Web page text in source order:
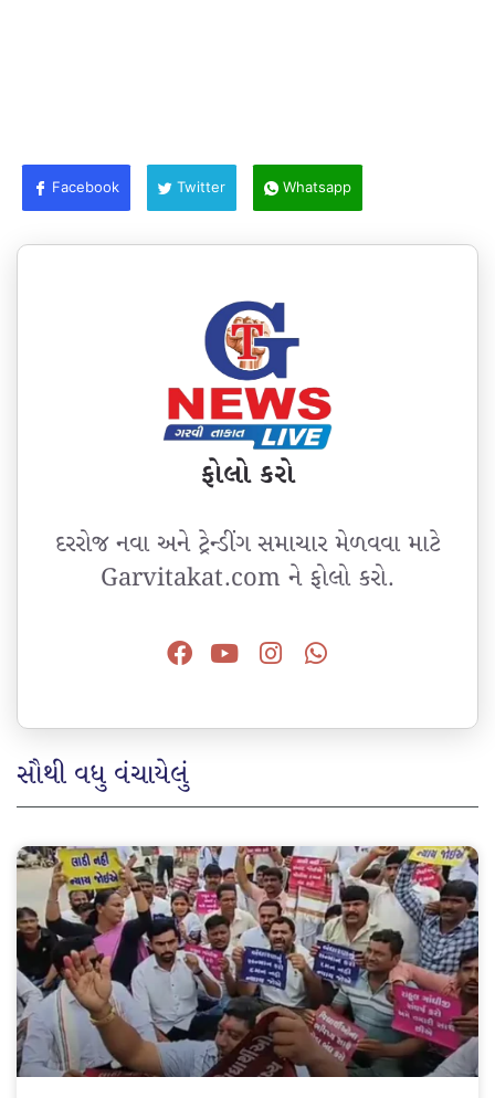
Facebook Twitter Whatsapp
ફોલો કરો
દરરોજ નવા અને ટ્રેન્ડીંગ સમાચાર મેળવવા માટે
Garvitakat.com ને ફોલો કરો.
સૌથી વધુ વંચાયેલું